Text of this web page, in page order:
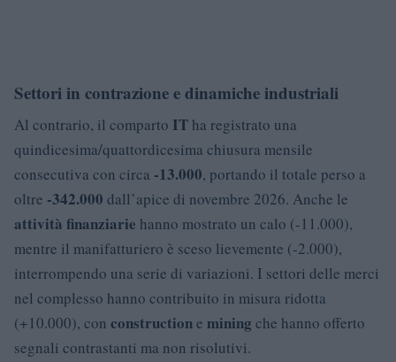
Settori in contrazione e dinamiche industriali
Al contrario, il comparto IT ha registrato una
quindicesima/quattordicesima chiusura mensile
consecutiva con circa -13.000, portando il totale perso a
oltre -342.000 dall’apice di novembre 2026. Anche le
attività finanziarie hanno mostrato un calo (-11.000),
mentre il manifatturiero è sceso lievemente (-2.000),
interrompendo una serie di variazioni. I settori delle merci
nel complesso hanno contribuito in misura ridotta
(+10.000), con constructione mining che hanno offerto
segnali contrastanti ma non risolutivi.